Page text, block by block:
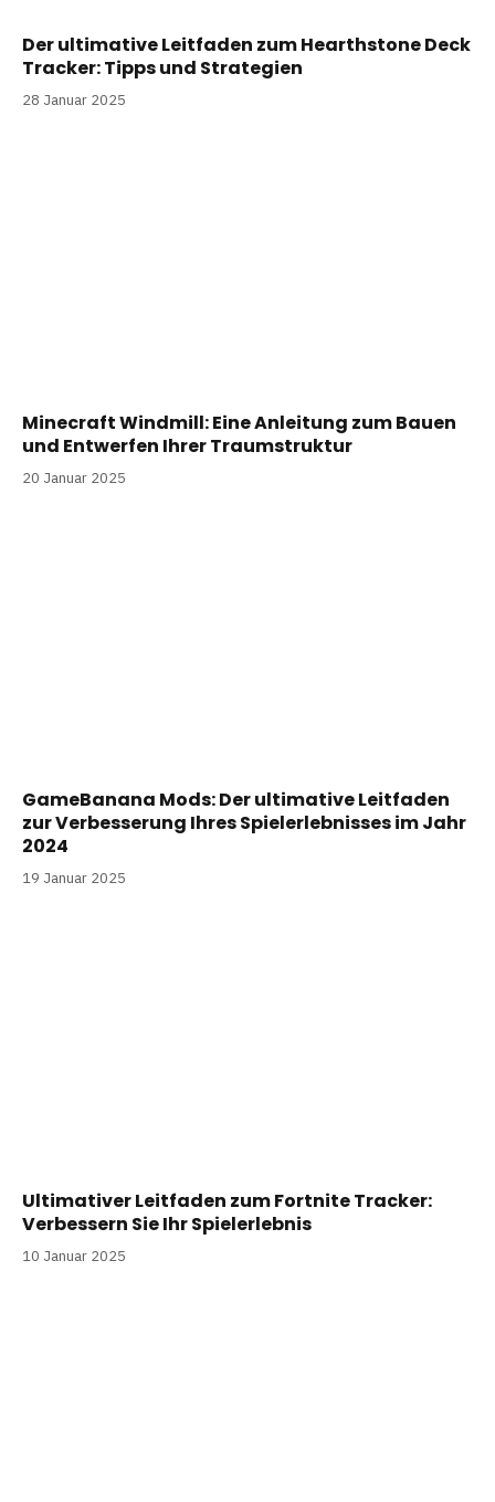
Der ultimative Leitfaden zum Hearthstone Deck
Tracker: Tipps und Strategien
28 Januar 2025
Minecraft Windmill: Eine Anleitung zum Bauen
und Entwerfen Ihrer Traumstruktur
20 Januar 2025
GameBanana Mods: Der ultimative Leitfaden
zur Verbesserung Ihres Spielerlebnisses im Jahr
2024
19 Januar 2025
Ultimativer Leitfaden zum Fortnite Tracker:
Verbessern Sie Ihr Spielerlebnis
10 Januar 2025